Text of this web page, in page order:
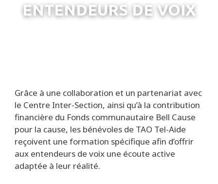
ENTENDEURS DE VOIX
Grâce à une collaboration et un partenariat avec
le Centre Inter-Section, ainsi qu’à la contribution
financière du Fonds communautaire Bell Cause
pour la cause, les bénévoles de TAO Tel-Aide
reçoivent une formation spécifique afin d’offrir
aux entendeurs de voix une écoute active
adaptée à leur réalité.